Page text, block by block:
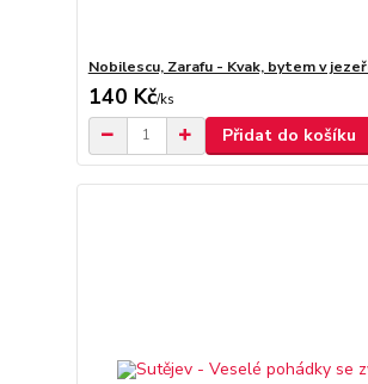
Nobilescu, Zarafu - Kvak, bytem v
140 Kč/ks
Přidat do košíku